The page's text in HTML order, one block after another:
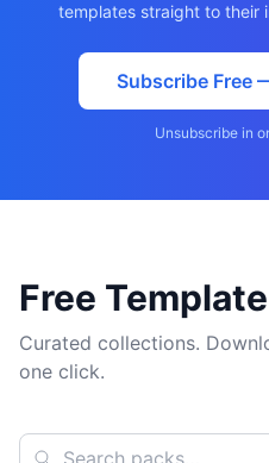
templates straight to
Subscribe Free
Unsubscribe in
Free
Curated collections.
one click.